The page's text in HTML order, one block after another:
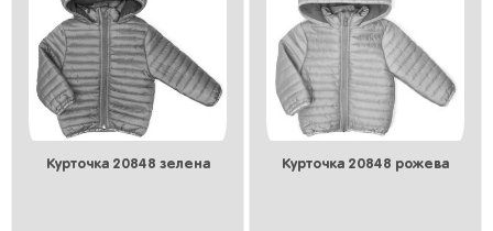
Курточка 20848 зелена Курточка 20848 рожева